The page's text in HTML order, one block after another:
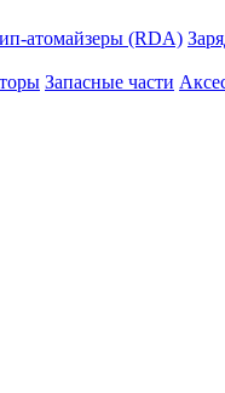
атомайзеры (RDA)
Запасные части